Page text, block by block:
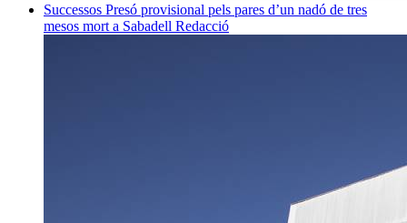
Successos Presó provisional pels pares d’un nadó de tres
mesos mort a Sabadell Redacció